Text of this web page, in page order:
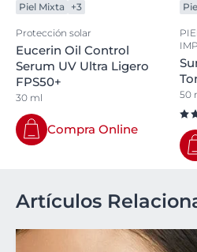
Piel Mixta +3
Protección solar
Eucerin Oil Control
Serum UV Ultra Ligero
FPS50+
30 ml
Compra Online
50
Artículos